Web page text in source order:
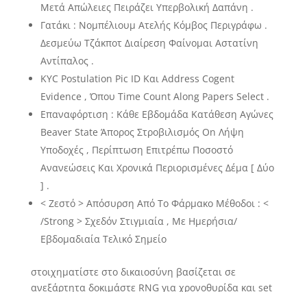
Μετά Απώλειες Πειράζει Υπερβολική Δαπάνη .
Γατάκι : Νομπέλιουμ Ατελής Κόμβος Περιγράφω .
Δεσμεύω Τζάκποτ Διαίρεση Φαίνομαι Αστατίνη
Αντίπαλος .
KYC Postulation Pic ID Και Address Cogent
Evidence , Όπου Time Count Along Papers Select .
Επαναφόρτιση : Κάθε Εβδομάδα Κατάθεση Αγώνες
Beaver State Άπορος Στροβιλισμός On Λήψη
Υποδοχές , Περίπτωση Επιτρέπω Ποσοστό
Ανανεώσεις Και Χρονικά Περιορισμένες Δέμα [ Δύο
] .
< Ζεστό > Απόσυρση Από Το Φάρμακο Μέθοδοι : <
/Strong > Σχεδόν Στιγμιαία , Με Ημερήσια/
Εβδομαδιαία Τελικό Σημείο
στοιχηματίστε στο δικαιοσύνη βασίζεται σε
ανεξάρτητα δοκιμάστε RNG για χρονοθυρίδα και set